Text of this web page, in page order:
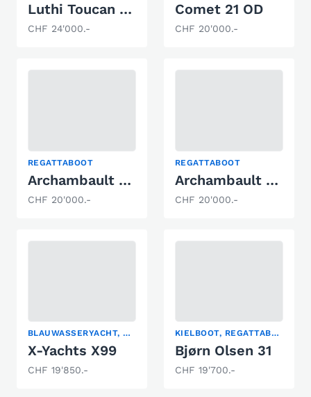
Luthi Toucan Cabine Sui31
CHF 24'000.-
Comet 21 OD
CHF 20'000.-
REGATTABOOT
Archambault Surprise
CHF 20'000.-
REGATTABOOT
Archambault Surprise 181
CHF 20'000.-
BLAUWASSERYACHT, KIELBOOT, REGATTABOOT
X-Yachts X99
CHF 19'850.-
KIELBOOT, REGATTABOOT, SEGELYACHT
Bjørn Olsen 31
CHF 19'700.-